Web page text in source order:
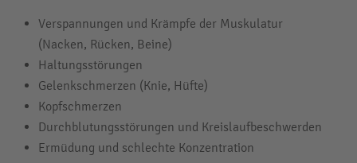
Verspannungen und Krämpfe der Muskulatur
(Nacken, Rücken, Beine)
Haltungsstörungen
Gelenkschmerzen (Knie, Hüfte)
Kopfschmerzen
Durchblutungsstörungen und Kreislaufbeschwerden
Ermüdung und schlechte Konzentration